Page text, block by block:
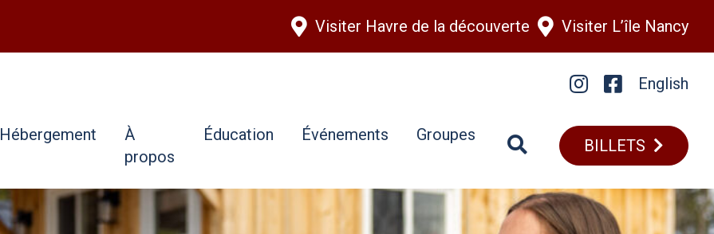
Aller au contenu principal
Visiter Havre de la découverte Visiter L’île Nancy
InstagramFacebook
English
Hébergement
À
propos
Éducation Événements Groupes
BILLETS